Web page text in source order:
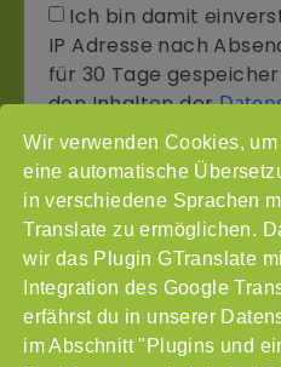
Ich bin damit
IP Adresse nach
für 30 Tage
den Inhalten der
Wir verwenden Cookies,
eine automatische
in verschiedene Sprachen
Translate zu ermöglichen.
wir das Plugin GTranslate
Integration des Google
erfährst du in unserer
im Abschnitt "Plugins und
StoP
–
Stadtteile
Intranet
Impressum
Gefördert
durch